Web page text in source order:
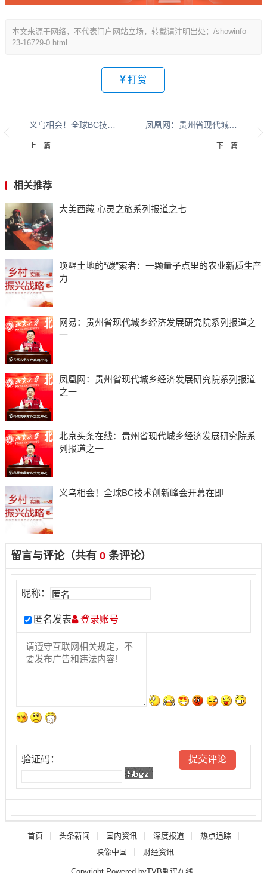
本文来源于网络，不代表门户网站立场，转载请注明出处：/showinfo-
23-16729-0.html
打赏
上一篇
凤凰网：贵州省现代城乡经济发展研究院系列报道之一
下一篇
相关推荐
大美西藏 心灵之旅系列报道之七
唤醒土地的“碳”索者：一颗量子点里的农业新质生产
力
网易：贵州省现代城乡经济发展研究院系列报道之
一
凤凰网：贵州省现代城乡经济发展研究院系列报道
之一
北京头条在线：贵州省现代城乡经济发展研究院系
列报道之一
义乌相会！全球BC技术创新峰会开幕在即
留言与评论（共有 0条评论）
昵称：
匿名发表 登录账号
验证码：
首页 头条新闻 国内资讯 深度报道
热点追踪
映像中国
财经资讯